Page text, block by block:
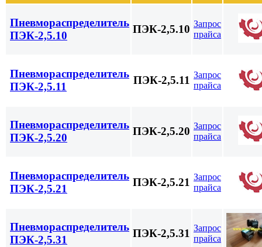
Пневмораспределитель
ПЭК-2,5.10
ПЭК-2,5.10 Запрос
прайса
Пневмораспределитель
ПЭК-2,5.11
ПЭК-2,5.11 Запрос
прайса
Пневмораспределитель
ПЭК-2,5.20
ПЭК-2,5.20 Запрос
прайса
Пневмораспределитель
ПЭК-2,5.21
ПЭК-2,5.21 Запрос
прайса
Пневмораспределитель
ПЭК-2,5.31
ПЭК-2,5.31 Запрос
прайса